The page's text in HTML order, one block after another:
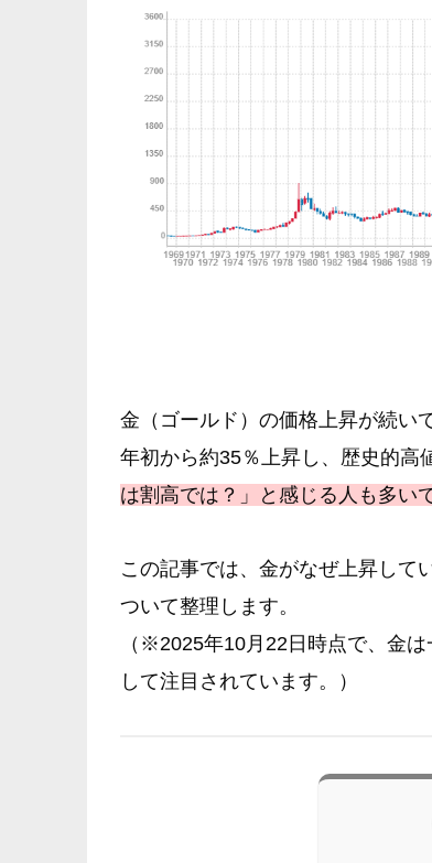
金（ゴールド）の価格上昇が続い
年初から約35％上昇し、歴史的高
は割高では？」と感じる人も多い
この記事では、金がなぜ上昇して
ついて整理します。
（※2025年10月22日時点で、金
して注目されています。）